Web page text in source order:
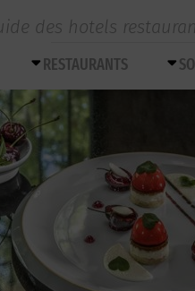
des hotels
RESTAURANTS